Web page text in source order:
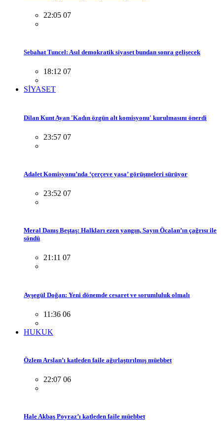
22:05 07
Sebahat Tuncel: Asıl demokratik siyaset bundan sonra gelişecek
18:12 07
SİYASET
Dilan Kunt Ayan 'Kadın özgün alt komisyonu' kurulmasını önerdi
23:57 07
Adalet Komisyonu’nda ‘çerçeve yasa’ görüşmeleri sürüyor
23:52 07
Meral Danış Beştaş: Halkları ezen yangın, Sayın Öcalan’ın çağrısı ile
söndü
21:11 07
Ayşegül Doğan: Yeni dönemde cesaret ve sorumluluk olmalı
11:36 06
HUKUK
Özlem Arslan’ı katleden faile ağırlaştırılmış müebbet
22:07 06
Hale Akbaş Poyraz’ı katleden faile müebbet